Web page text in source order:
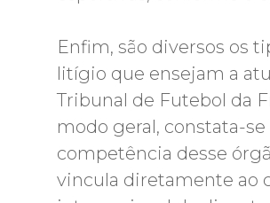
Enfim, são diversos os
litígio que ensejam a
Tribunal de Futebol da
modo geral, constata-se
competência desse
vincula diretamente ao